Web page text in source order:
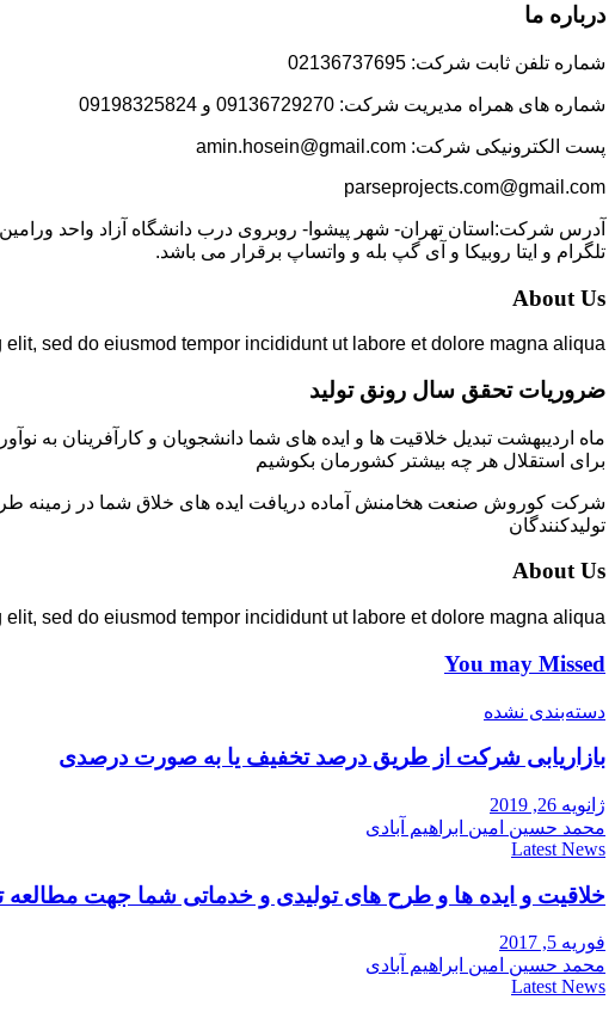
درباره ما
شماره تلفن ثابت شرکت: 02136737695
شماره های همراه مدیریت شرکت: 09136729270 و 09198325824
پست الکترونیکی شرکت: amin.hosein@gmail.com
parseprojects.com@gmail.com
تلگرام و ایتا روبیکا و آی گپ بله و واتساپ برقرار می باشد.
About Us
sed do eiusmod tempor incididunt ut labore et dolore magna aliqua.
ضروریات تحقق سال رونق تولید
ماه اردیبهشت تبدیل خلاقیت ها و ایده های شما دانشجویان و کارآفرینان به
برای استقلال هر چه بیشتر کشورمان بکوشیم
شرکت کوروش صنعت هخامنش آماده دریافت ایده های خلاق شما در زمینه طرح
تولیدکنندگان
About Us
sed do eiusmod tempor incididunt ut labore et dolore magna aliqua.
You may Missed
دسته‌بندی نشده
بازاریابی شرکت از طریق درصد تخفیف یا به صورت درصدی
ژانویه 26, 2019
محمد حسین امین ابراهیم آبادی
Latest News
خلاقیت و ایده ها و طرح های تولیدی و خدماتی شما جهت
فوریه 5, 2017
محمد حسین امین ابراهیم آبادی
Latest News